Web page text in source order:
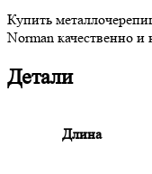
Купить
Norman качественно и
Детали
Длина